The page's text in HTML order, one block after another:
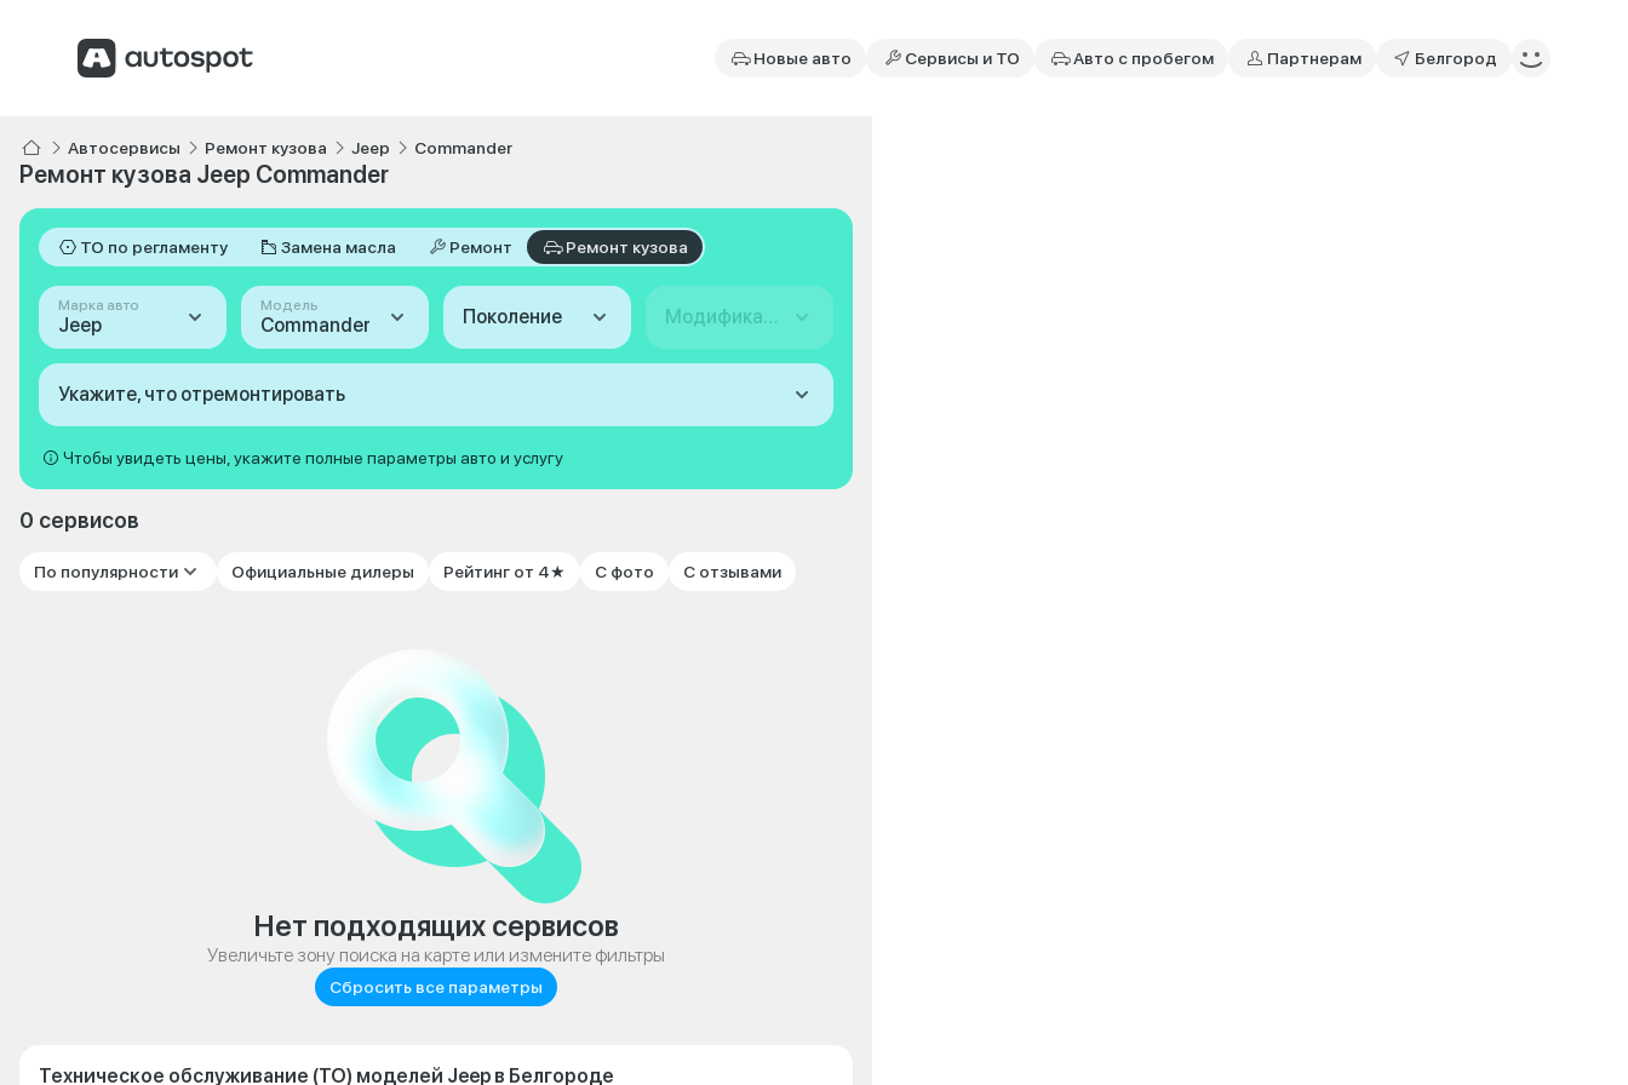
Новые авто Сервисы и ТО Авто с пробегом Партнерам Белгород
Автосервисы Ремонт кузова Jeep Commander
Ремонт кузова Jeep Commander
ТО по регламенту Замена масла Ремонт Ремонт кузова
Марка авто
Jeep
Модель
Commander Поколение Модификация
Укажите, что отремонтировать
Чтобы увидеть цены, укажите полные параметры авто и услугу
0 сервисов
По популярности Официальные дилеры Рейтинг от 4★ С фото С отзывами
Нет подходящих сервисов
Увеличьте зону поиска на карте или измените фильтры
Сбросить все параметры
Техническое обслуживание (ТО) моделей Jeep в Белгороде